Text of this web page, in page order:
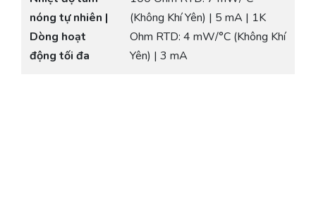
nóng tự nhiên |
Dòng hoạt
động tối đa
(Không Khí Yên) | 5 mA | 1K
Ohm RTD: 4 mW/°C (Không Khí
Yên) | 3 mA